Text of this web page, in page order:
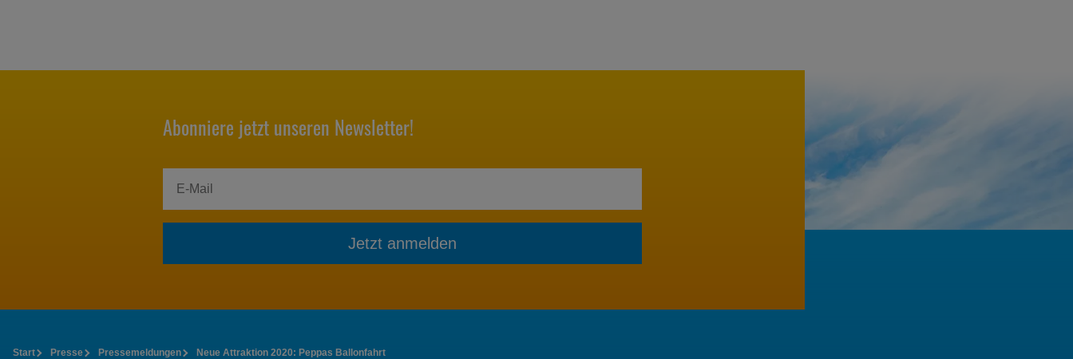
Abonniere jetzt unseren Newsletter!
Jetzt anmelden
Start Presse Pressemeldungen Neue Attraktion 2020: Peppas Ballonfahrt